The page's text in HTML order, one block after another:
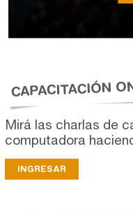
Mirá las charlas de
computadora
INGRESAR